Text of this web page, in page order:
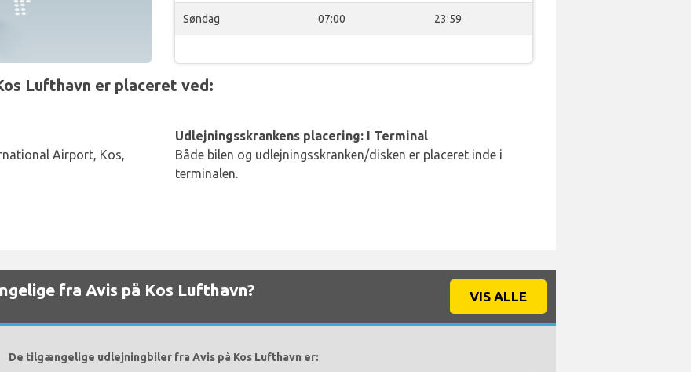
Søndag 07:00 23:59
Lufthavn er placeret ved:
Airport, Kos,
Udlejningsskrankens placering: I Terminal
Både bilen og udlejningsskranken/disken er placeret inde i
terminalen.
fra Avis på Kos Lufthavn? VIS ALLE
De tilgængelige udlejningbiler fra Avis på Kos Lufthavn er: